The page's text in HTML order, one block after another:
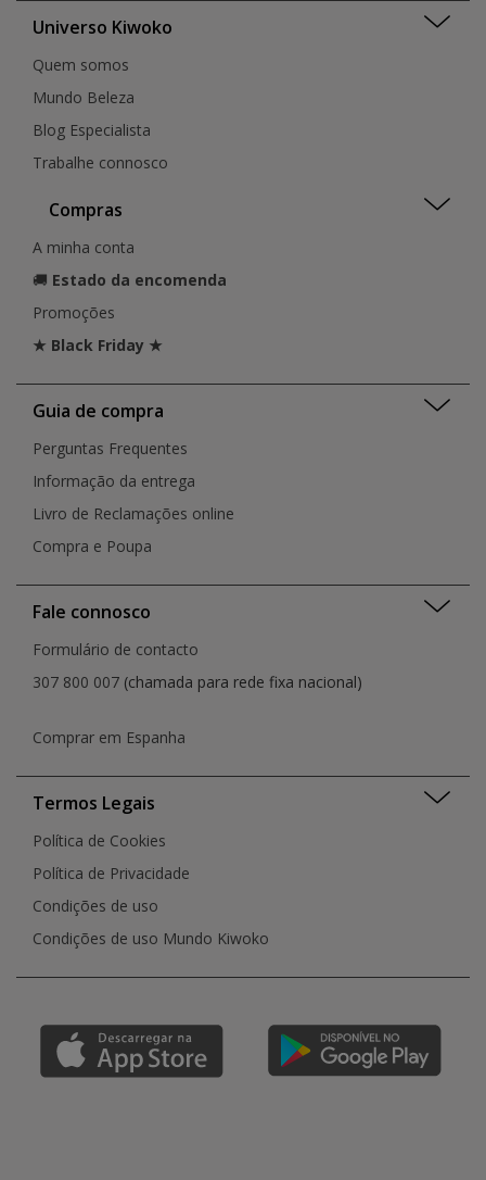
Universo Kiwoko
Quem somos
Mundo Beleza
Blog Especialista
Trabalhe connosco
Compras
A minha conta
🚚 Estado da encomenda
Promoções
★ Black Friday ★
Guia de compra
Perguntas Frequentes
Informação da entrega
Livro de Reclamações online
Compra e Poupa
Fale connosco
Formulário de contacto
307 800 007 (chamada para rede fixa nacional)
Comprar em Espanha
Termos Legais
Política de Cookies
Política de Privacidade
Condições de uso
Condições de uso Mundo Kiwoko